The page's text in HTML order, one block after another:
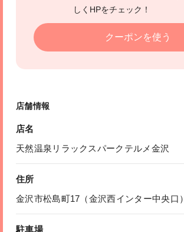
しくHPをチェック！
クーポンを使う
店舗情報
店名
天然温泉リラックスパークテルメ金沢
住所
金沢市松島町17（金沢西インター中央口）
駐車場